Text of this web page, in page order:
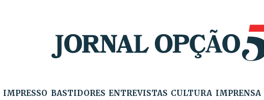
IMPRESSO BASTIDORES ENTREVISTAS CULTURA IMPRENSA